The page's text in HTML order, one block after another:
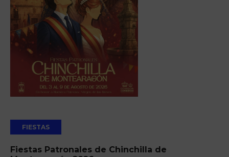
FIESTAS
Fiestas Patronales de Chinchilla de